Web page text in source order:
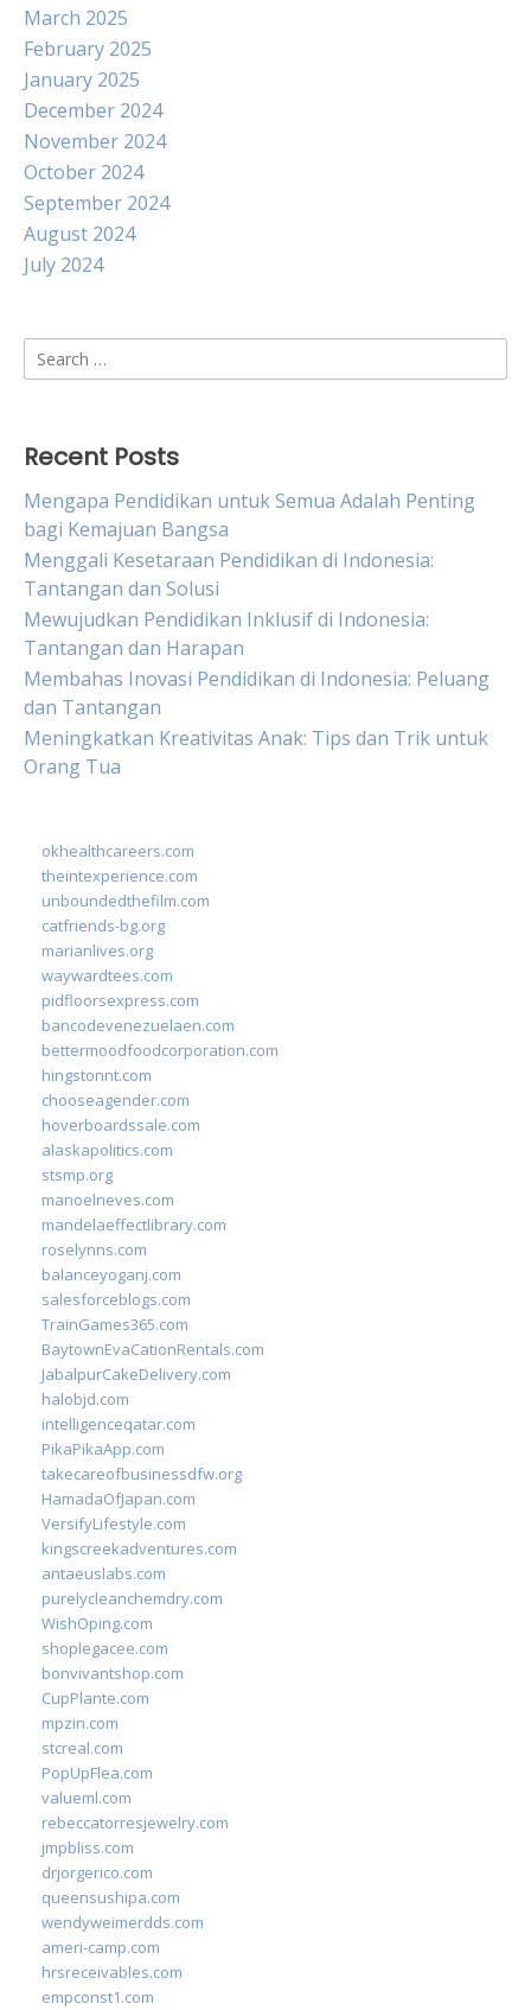
March 2025
February 2025
January 2025
December 2024
November 2024
October 2024
September 2024
August 2024
July 2024
Search
for:
Recent Posts
Mengapa Pendidikan untuk Semua Adalah Penting
bagi Kemajuan Bangsa
Menggali Kesetaraan Pendidikan di Indonesia:
Tantangan dan Solusi
Mewujudkan Pendidikan Inklusif di Indonesia:
Tantangan dan Harapan
Membahas Inovasi Pendidikan di Indonesia: Peluang
dan Tantangan
Meningkatkan Kreativitas Anak: Tips dan Trik untuk
Orang Tua
okhealthcareers.com
theintexperience.com
unboundedthefilm.com
catfriends-bg.org
marianlives.org
waywardtees.com
pidfloorsexpress.com
bancodevenezuelaen.com
bettermoodfoodcorporation.com
hingstonnt.com
chooseagender.com
hoverboardssale.com
alaskapolitics.com
stsmp.org
manoelneves.com
mandelaeffectlibrary.com
roselynns.com
balanceyoganj.com
salesforceblogs.com
TrainGames365.com
BaytownEvaCationRentals.com
JabalpurCakeDelivery.com
halobjd.com
intelligenceqatar.com
PikaPikaApp.com
takecareofbusinessdfw.org
HamadaOfJapan.com
VersifyLifestyle.com
kingscreekadventures.com
antaeuslabs.com
purelycleanchemdry.com
WishOping.com
shoplegacee.com
bonvivantshop.com
CupPlante.com
mpzin.com
stcreal.com
PopUpFlea.com
valueml.com
rebeccatorresjewelry.com
jmpbliss.com
drjorgerico.com
queensushipa.com
wendyweimerdds.com
ameri-camp.com
hrsreceivables.com
empconst1.com